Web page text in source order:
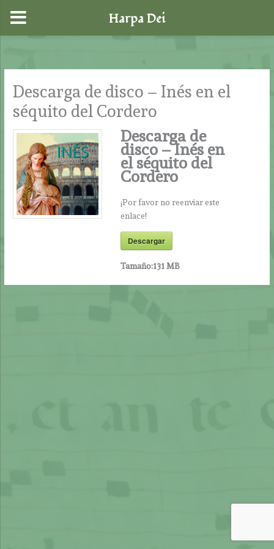
contenido
Descarga de disco – Inés en el
séquito del Cordero
Descarga de
disco – Inés en
el séquito del
Cordero
¡Por favor no reenviar este
enlace!
Descargar
Tamaño:131 MB
Harpa Dei